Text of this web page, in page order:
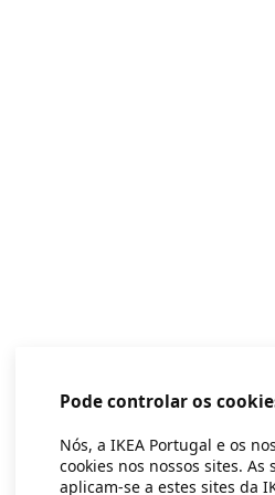
Pode controlar os
Nós, a IKEA Portugal e os
cookies nos nossos sites. As
aplicam-se a estes sites da